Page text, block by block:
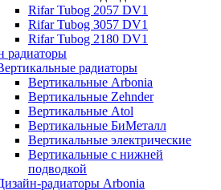
Rifar Tubog 2057 DV1
Rifar Tubog 3057 DV1
Rifar Tubog 2180 DV1
радиаторы
радиаторы
Вертикальные Arbonia
Вертикальные Zehnder
Вертикальные Atol
Вертикальные БиМеталл
Вертикальные электрические
Вертикальные с нижней
подводкой
радиаторы Arbonia